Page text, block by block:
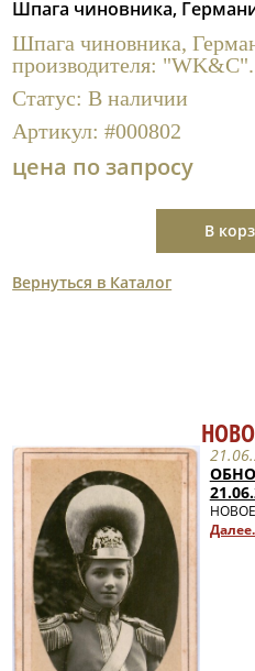
Полезные ссылки
Шпага чиновника,
Шпага чиновника,
производителя: "WK&C".
Статус:В наличии
Артикул:#000802
цена по запросу
В
Вернуться в Каталог